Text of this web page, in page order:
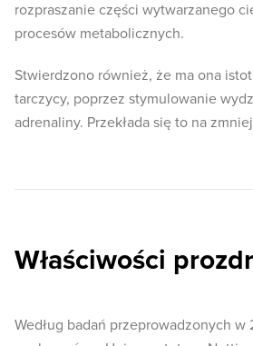
rozpraszanie części wytwarzanego
procesów metabolicznych.
Stwierdzono również, że ma ona
tarczycy, poprzez stymulowanie
adrenaliny. Przekłada się to na
Właściwości
Według badań przeprowadzonych